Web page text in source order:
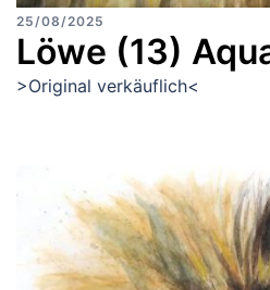
25/08/2025
Löwe (13)
>Original verkäuflich<